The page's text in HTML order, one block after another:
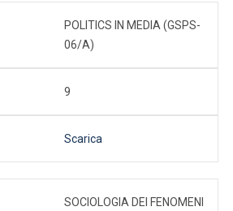
POLITICS IN MEDIA (GSPS-
06/A)
9
Scarica
SOCIOLOGIA DEI FENOMENI